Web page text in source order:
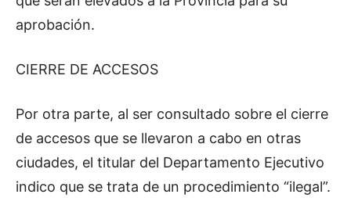
aprobación.
CIERRE DE ACCESOS
Por otra parte, al ser consultado sobre el cierre
de accesos que se llevaron a cabo en otras
ciudades, el titular del Departamento Ejecutivo
indico que se trata de un procedimiento “ilegal”.